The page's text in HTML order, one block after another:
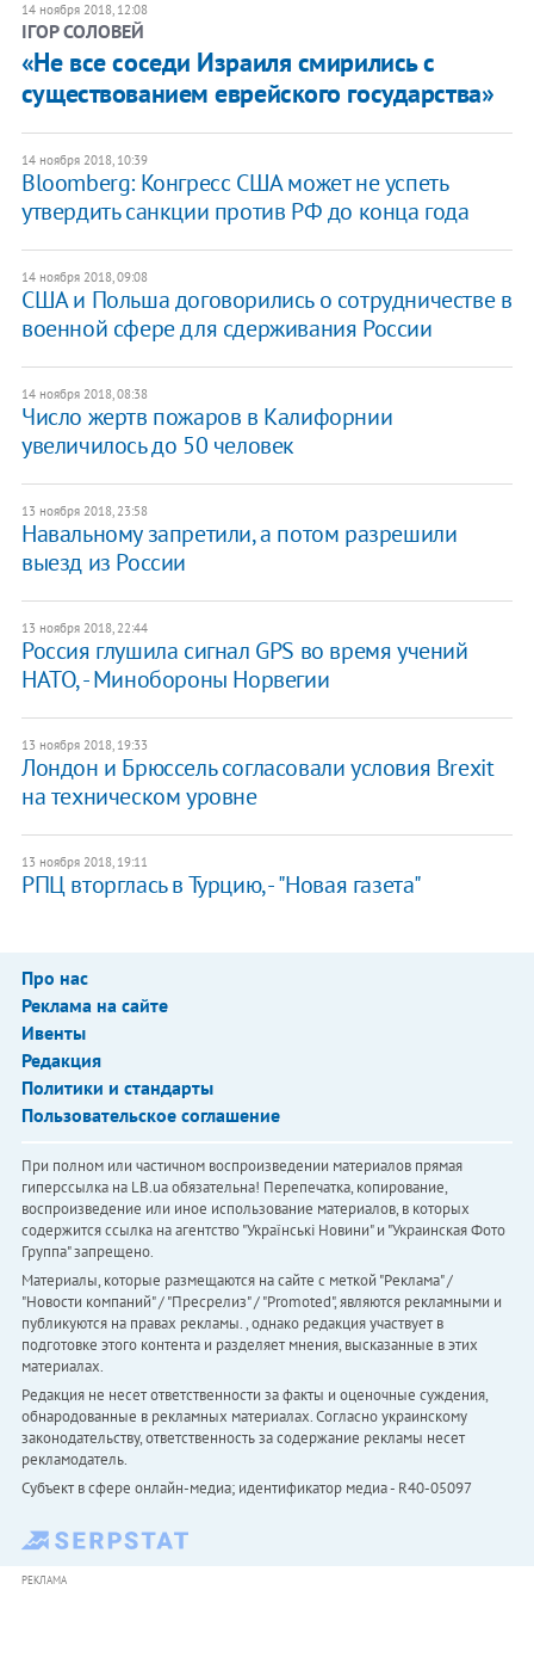
14 ноября 2018, 12:08
ІГОР СОЛОВЕЙ
«Не все соседи Израиля смирились с
существованием еврейского государства»
14 ноября 2018, 10:39
Bloomberg: Конгресс США может не успеть
утвердить санкции против РФ до конца года
14 ноября 2018, 09:08
​США и Польша договорились о сотрудничестве в
военной сфере для сдерживания России
14 ноября 2018, 08:38
Число жертв пожаров в Калифорнии
увеличилось до 50 человек
13 ноября 2018, 23:58
Навальному запретили, а потом разрешили
выезд из России
13 ноября 2018, 22:44
Россия глушила сигнал GPS во время учений
НАТО, - Минобороны Норвегии
13 ноября 2018, 19:33
Лондон и Брюссель согласовали условия Brexit
на техническом уровне
13 ноября 2018, 19:11
РПЦ вторглась в Турцию, - "Новая газета"
Про нас
Реклама на сайте
Ивенты
Редакция
Политики и стандарты
Пользовательское соглашение
При полном или частичном воспроизведении материалов прямая
гиперссылка на LB.ua обязательна! Перепечатка, копирование,
воспроизведение или иное использование материалов, в которых
содержится ссылка на агентство "Українськi Новини" и "Украинская Фото
Группа" запрещено.
Материалы, которые размещаются на сайте с меткой "Реклама" /
"Новости компаний" / "Пресрелиз" / "Promoted", являются рекламными и
публикуются на правах рекламы. , однако редакция участвует в
подготовке этого контента и разделяет мнения, высказанные в этих
материалах.
Редакция не несет ответственности за факты и оценочные суждения,
обнародованные в рекламных материалах. Согласно украинскому
законодательству, ответственность за содержание рекламы несет
рекламодатель.
Субъект в сфере онлайн-медиа; идентификатор медиа - R40-05097
РЕКЛАМА